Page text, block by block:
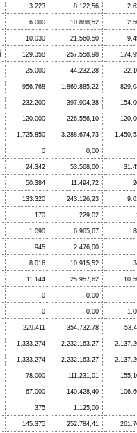
3.223 8.122,56
6.000 10.888,52
10.030 21.560,50
129.358 257.558,98
25.000 44.232,28
956.768 1.869.885,22
232.200 397.904,38
120.000 226.556,10
1.725.850 3.288.674,73
0 0,00
24.342 53.568,00
50.384 11.494,72
133.320 243.126,23
170 229,02
1.090 6.965,67
945 2.476,00
8.016 10.915,52
11.144 25.957,62
0 0,00
0 0,00
229.411 354.732,78
1.333.274 2.232.163,27
1.333.274 2.232.163,27
78.000 111.231,01
67.000 140.428,40
375 1.125,00
145.375 252.784,41